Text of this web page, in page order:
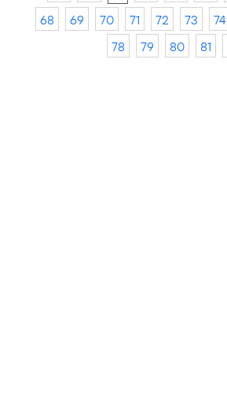
68
69 70 71 72 73 74
78
79 80 81